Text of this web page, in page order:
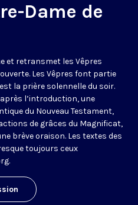
Dame de
et retransmet les Vêpres
Les Vêpres font partie
la prière solennelle du soir.
l’introduction, une
du Nouveau Testament,
de grâces du Magnificat,
brève oraison. Les textes des
toujours ceux
.